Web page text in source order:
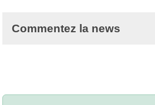
Commentez la news